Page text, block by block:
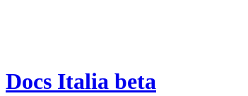
Docs Italia beta